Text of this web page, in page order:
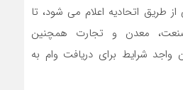
طريق اتحاديه اعلام مي شود، تا
معدن و تجارت همچنين
واجد شرايط براي دريافت وام به